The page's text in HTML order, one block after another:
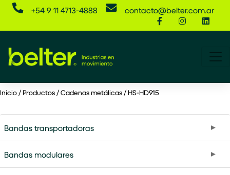
+54 9 11 4713-4888 contacto@belter.com.ar
HS-
—
Cadenas
metálicas
Inicio /Productos /Cadenas metálicas /HS-HD915
Bandas transportadoras
Bandas modulares